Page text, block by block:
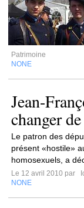
Patrimoine
NONE
Jean-
changer
Le patron des
présent «hostile»
homosexuels, a
Le 12 avril 2010 par
NONE